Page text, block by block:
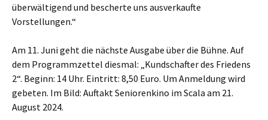
überwältigend und bescherte uns ausverkaufte
Vorstellungen.“
Am 11. Juni geht die nächste Ausgabe über die Bühne. Auf
dem Programmzettel diesmal: „Kundschafter des Friedens
2“. Beginn: 14 Uhr. Eintritt: 8,50 Euro. Um Anmeldung wird
gebeten. Im Bild: Auftakt Seniorenkino im Scala am 21.
August 2024.